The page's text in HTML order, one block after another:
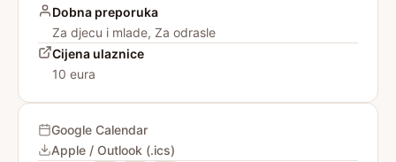
Dobna preporuka
Za djecu i mlade, Za odrasle
Cijena ulaznice
10 eura
Google Calendar
Apple / Outlook (.ics)